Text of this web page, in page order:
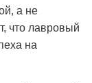
а не
что лавровый
на